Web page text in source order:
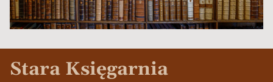
Dane kontaktowe
Stara Księgarnia